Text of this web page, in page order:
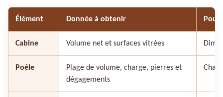
Élément Donnée à obtenir
Cabine Volume net et surfaces vitrées
Poêle
Plage de volume, charge, pierres et
dégagements